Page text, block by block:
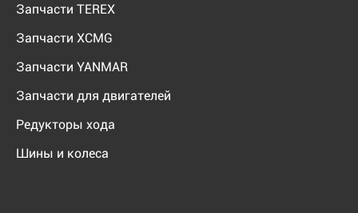
Запчасти TEREX
Запчасти XCMG
Запчасти YANMAR
Запчасти для двигателей
Редукторы хода
Шины и колеса